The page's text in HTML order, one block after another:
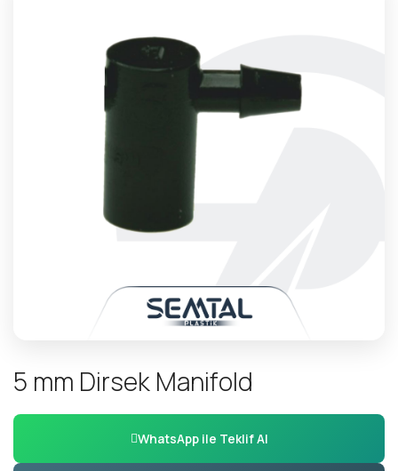
5 mm Dirsek Manifold
WhatsApp ile Teklif Al